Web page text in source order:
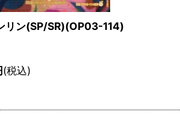
リン(SP/SR)(OP03-114)
(税込)